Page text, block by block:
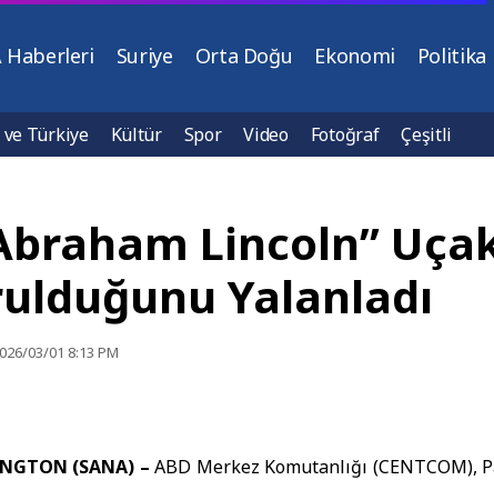
Haberleri Suriye Orta Doğu Ekonomi Politika
Türkiye Kültür Spor Video Fotoğraf Çeşitli
Lincoln”
Yalanladı
03/01 8:13 PM
(SANA) –ABD Merkez Komutanlığı (CENTCOM),